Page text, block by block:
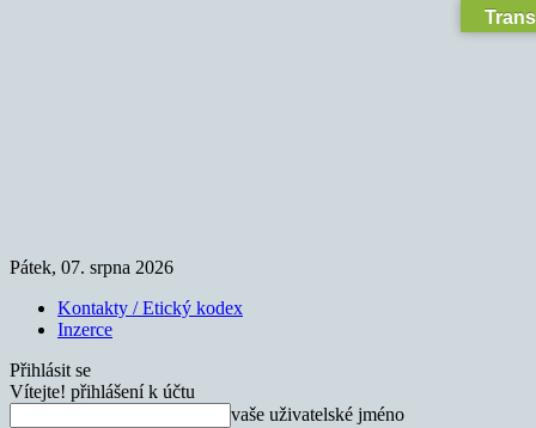
Pátek, 07. srpna 2026
Kontakty / Etický kodex
Inzerce
Přihlásit se
Vítejte! přihlášení k účtu
vaše uživatelské jméno